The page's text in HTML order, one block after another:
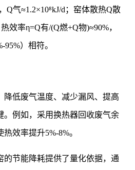
Q气≈1.2×10⁸kJ/d；窑体散热Q散
效率η=Q有/(Q燃+Q物)≈90%，
）相符。
降低废气温度、减少漏风、提高
。例如，采用换热器回收废气余
效率提升5%-8%。
的节能降耗提供了量化依据，通